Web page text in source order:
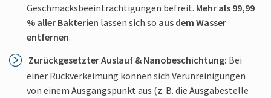
Geschmacks­beeinträchtigungen befreit. Mehr als 99,99
% aller Bakterien lassen sich so aus dem Wasser
entfernen.
Zurückgesetzter Auslauf & Nanobeschichtung: Bei
einer Rückverkeimung können sich Verunreinigungen
von einem Ausgangspunkt aus (z. B. die Ausgabestelle